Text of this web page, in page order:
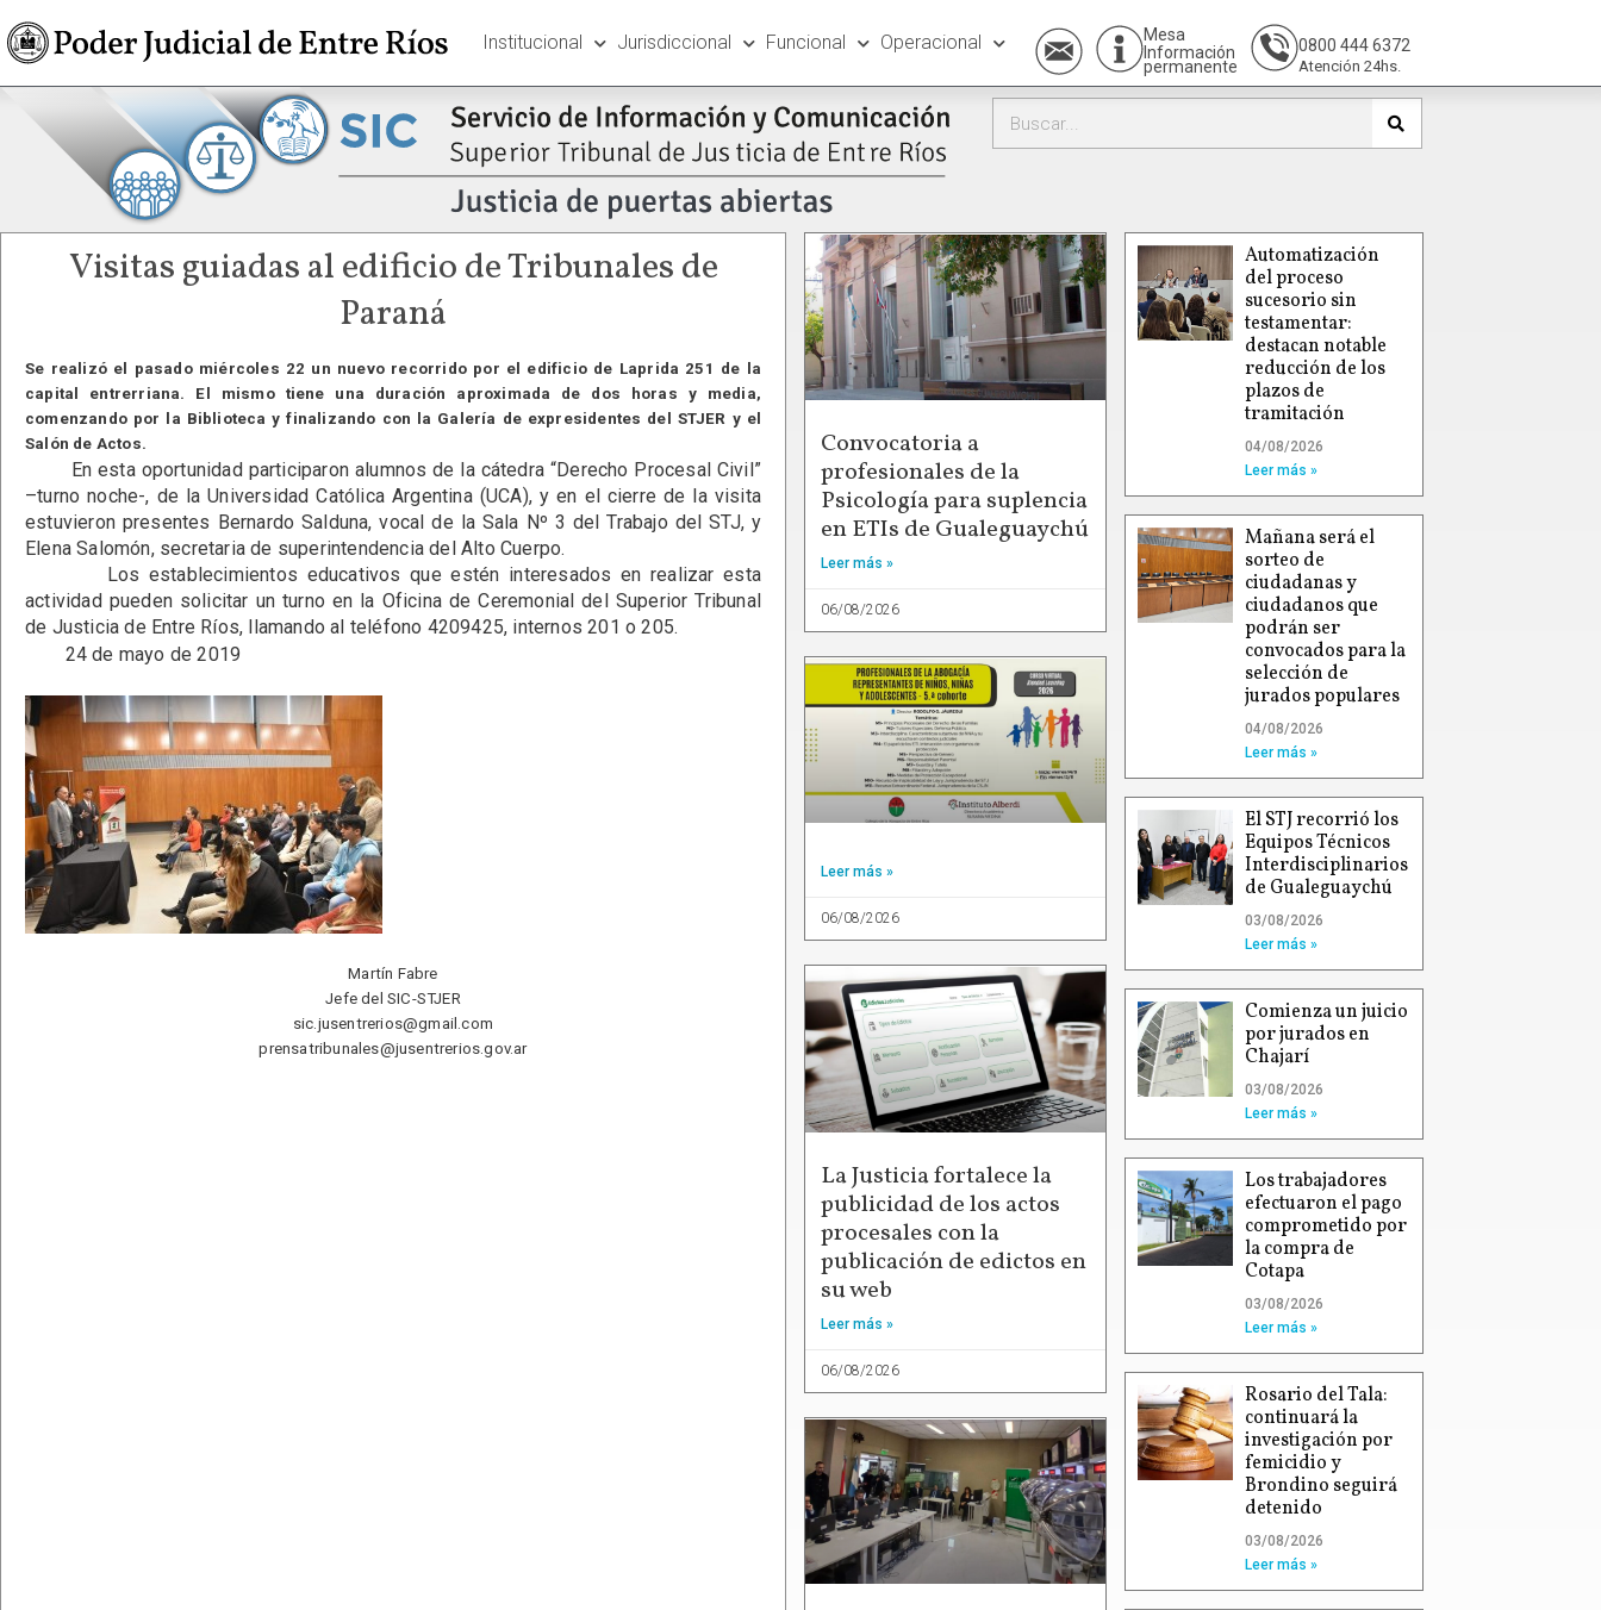
Institucional Jurisdiccional Funcional Operacional
Mesa
Información
permanente
0800 444 6372
Atención 24hs.
Visitas guiadas al edificio de Tribunales de
Paraná
Se realizó el pasado miércoles 22 un nuevo recorrido por el edificio de Laprida 251 de la
capital entrerriana. El mismo tiene una duración aproximada de dos horas y media,
comenzando por la Biblioteca y finalizando con la Galería de expresidentes del STJER y el
Salón de Actos.
En esta oportunidad participaron alumnos de la cátedra “Derecho Procesal Civil”
–turno noche-, de la Universidad Católica Argentina (UCA), y en el cierre de la visita
estuvieron presentes Bernardo Salduna, vocal de la Sala Nº 3 del Trabajo del STJ, y
Elena Salomón, secretaria de superintendencia del Alto Cuerpo.
Los establecimientos educativos que estén interesados en realizar esta
actividad pueden solicitar un turno en la Oficina de Ceremonial del Superior Tribunal
de Justicia de Entre Ríos, llamando al teléfono 4209425, internos 201 o 205.
24 de mayo de 2019
Martín Fabre
Jefe del SIC-STJER
sic.jusentrerios@gmail.com
prensatribunales@jusentrerios.gov.ar
Convocatoria a
profesionales de la
Psicología para suplencia
en ETIs de Gualeguaychú
Leer más »
06/08/2026
Leer más »
06/08/2026
La Justicia fortalece la
publicidad de los actos
procesales con la
publicación de edictos en
su web
Leer más »
06/08/2026
Automatización
del proceso
sucesorio sin
testamentar:
destacan notable
reducción de los
plazos de
tramitación
04/08/2026
Leer más »
Mañana será el
sorteo de
ciudadanas y
ciudadanos que
podrán ser
convocados para la
selección de
jurados populares
04/08/2026
Leer más »
El STJ recorrió los
Equipos Técnicos
Interdisciplinarios
de Gualeguaychú
03/08/2026
Leer más »
Comienza un juicio
por jurados en
Chajarí
03/08/2026
Leer más »
Los trabajadores
efectuaron el pago
comprometido por
la compra de
Cotapa
03/08/2026
Leer más »
Rosario del Tala:
continuará la
investigación por
femicidio y
Brondino seguirá
detenido
03/08/2026
Leer más »